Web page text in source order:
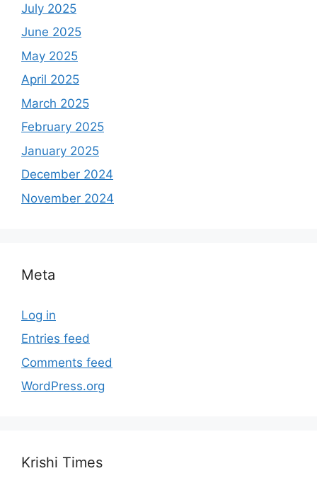
July 2025
June 2025
May 2025
April 2025
March 2025
February 2025
January 2025
December 2024
November 2024
Meta
Log in
Entries feed
Comments feed
WordPress.org
Krishi Times